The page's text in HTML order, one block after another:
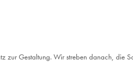
zur Gestaltung. Wir streben danach, die